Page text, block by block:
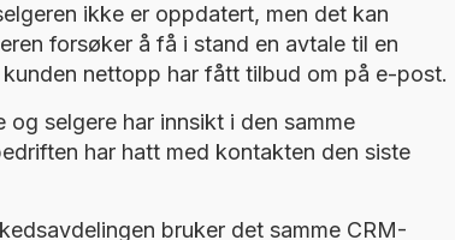
ikke er oppdatert, men det kan
forsøker å få i stand en avtale til en
nettopp har fått tilbud om på e-post.
selgere har innsikt i den samme
har hatt med kontakten den siste
bruker det samme CRM-